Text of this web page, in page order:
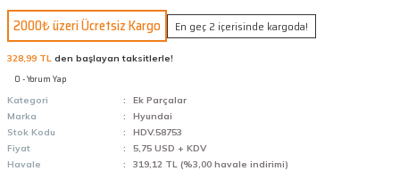
2000₺ üzeri Ücretsiz Kargo En geç 2 içerisinde kargoda!
328,99 TL den başlayan taksitlerle!
0 - Yorum Yap
Kategori
Ek Parçalar
Marka
Hyundai
Stok Kodu
HDV.58753
Fiyat
5,75 USD + KDV
Havale
319,12 TL (%3,00 havale indirimi)